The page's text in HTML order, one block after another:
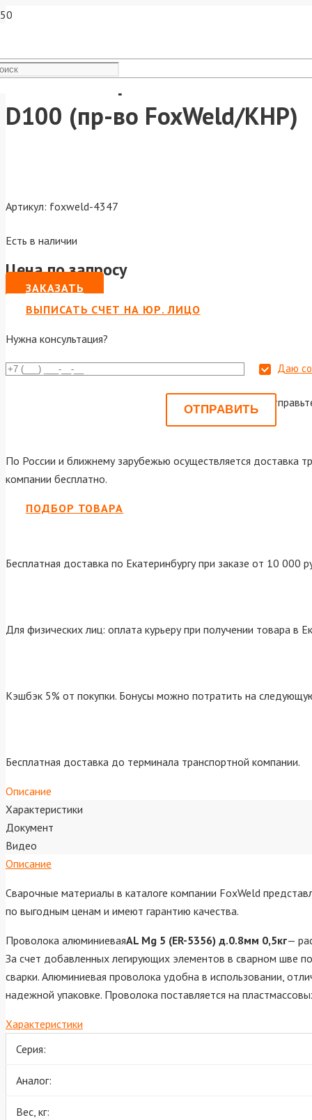
FoxWeld Проволока
D100 (пр-во FoxWeld/КНР)
Артикул: foxweld-4347
Есть в наличии
Цена по запросу
ЗАКАЗАТЬ
ВЫПИСАТЬ СЧЕТ НА ЮР. ЛИЦО
Нужна консультация?
Даю
Или
По России и ближнему зарубежью осуществляется доставка
компании бесплатно.
ПОДБОР ТОВАРА
Бесплатная доставка по Екатеринбургу при заказе от 10 000
Для физических лиц: оплата курьеру при получении товара в
Кэшбэк 5% от покупки. Бонусы можно потратить на
Бесплатная доставка до терминала транспортной компании.
Описание
Характеристики
Документ
Видео
Описание
Сварочные материалы в каталоге компании FoxWeld
по выгодным ценам и имеют гарантию качества.
Проволока алюминиеваяAL Mg 5 (ER-5356) д.0.8мм 0,5кг—
За счет добавленных легирующих элементов в сварном шве
сварки. Алюминиевая проволока удобна в использовании,
надежной упаковке. Проволока поставляется на
Характеристики
Серия:
Аналог:
Вес, кг: